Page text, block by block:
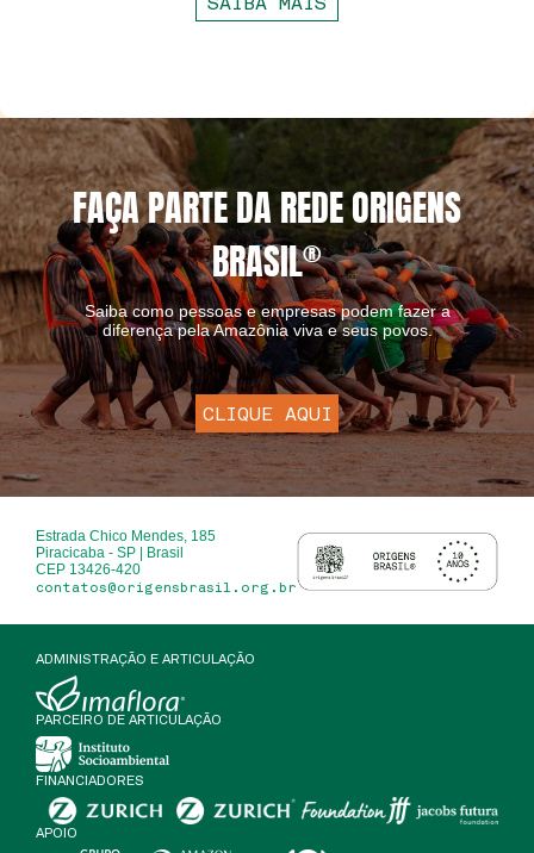
FAÇA PARTE DA REDE ORIGENS
BRASIL®
Saiba como pessoas e empresas podem fazer a
diferença pela Amazônia viva e seus povos.
CLIQUE AQUI
Estrada Chico Mendes, 185
Piracicaba - SP | Brasil
CEP 13426-420
contatos@origensbrasil.org.br
ADMINISTRAÇÃO E ARTICULAÇÃO
PARCEIRO DE ARTICULAÇÃO
FINANCIADORES
APOIO